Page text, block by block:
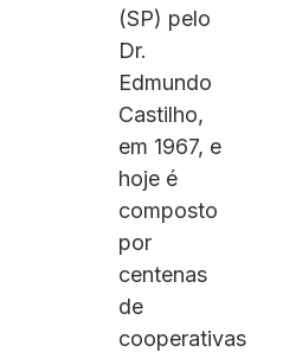
(SP) pelo
Dr.
Edmundo
Castilho,
em 1967, e
hoje é
composto
por
centenas
de
cooperativas